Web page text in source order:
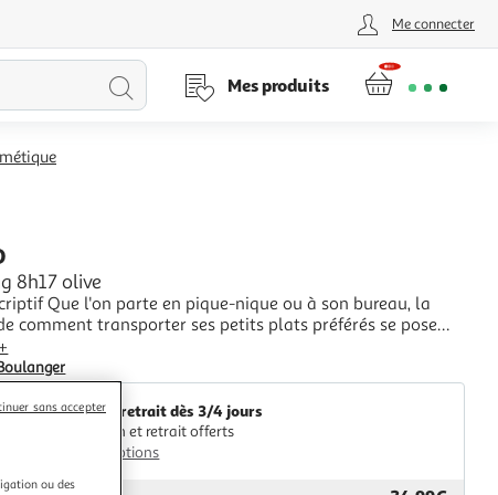
Me connecter
Lancer
Mes produits
8h17 olive
comment transporter ses petits plats préférés se pose
Akinod apporte une réponse adaptée et élégante qui
produit Lunch bag Nombre de
Livr. ou retrait dès 3/4 jours
Livraison et retrait offerts
Plus d'options
ou des
sans accepter